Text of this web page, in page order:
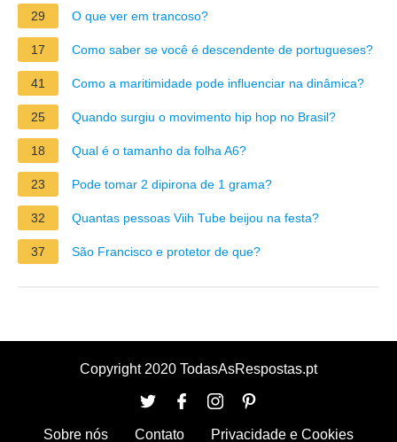
29 O que ver em trancoso?
17 Como saber se você é descendente de portugueses?
41 Como a maritimidade pode influenciar na dinâmica?
25 Quando surgiu o movimento hip hop no Brasil?
18 Qual é o tamanho da folha A6?
23 Pode tomar 2 dipirona de 1 grama?
32 Quantas pessoas Viih Tube beijou na festa?
37 São Francisco e protetor de que?
Copyright 2020 TodasAsRespostas.pt
Sobre nós Contato Privacidade e Cookies